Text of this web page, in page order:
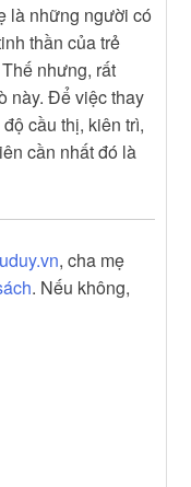
là những người có
thần của trẻ
nhưng, rất
này. Để việc thay
cầu thị, kiên trì,
cần nhất đó là
, cha mẹ
. Nếu không,